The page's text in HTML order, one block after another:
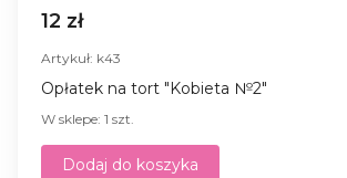
12 zł
Artykuł: k43
Opłatek na tort "Kobieta №2"
W sklepe: 1 szt.
Dodaj do koszyka